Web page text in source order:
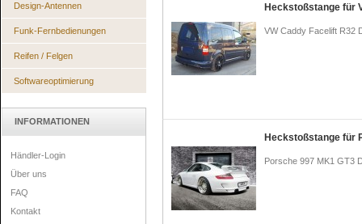
Design-Antennen
Funk-Fernbedienungen
Reifen / Felgen
Softwareoptimierung
INFORMATIONEN
Händler-Login
Über uns
FAQ
Kontakt
Heckstoßstange für
VW Caddy Facelift R32
Heckstoßstange für
Porsche 997 MK1 GT3